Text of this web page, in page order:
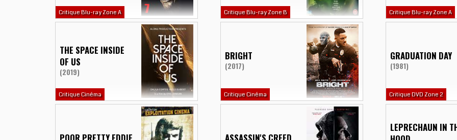
Critique Blu-ray Zone A Critique Blu-ray Zone B Critique Blu-ray Zone A
THE SPACE INSIDE
OF US
(2019)
Critique Cinéma
BRIGHT
(2017)
Critique Cinéma
GRADUATION DAY
(1981)
Critique DVD Zone 2
LEPRECHAUN IN